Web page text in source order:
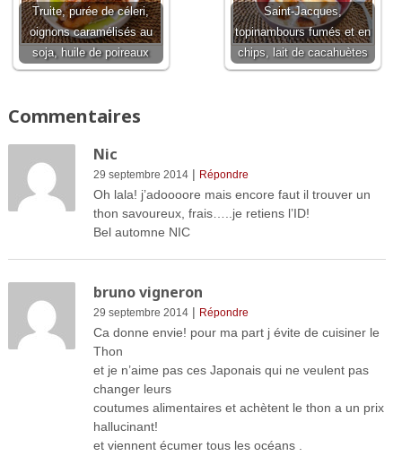
Truite, purée de céleri,
oignons caramélisés au
soja, huile de poireaux
Saint-Jacques,
topinambours fumés et en
chips, lait de cacahuètes
Commentaires
Nic
29 septembre 2014| Répondre
Oh lala! j’adoooore mais encore faut il trouver un
thon savoureux, frais…..je retiens l’ID!
Bel automne NIC
bruno vigneron
29 septembre 2014| Répondre
Ca donne envie! pour ma part j évite de cuisiner le
Thon
et je n’aime pas ces Japonais qui ne veulent pas
changer leurs
coutumes alimentaires et achètent le thon a un prix
hallucinant!
et viennent écumer tous les océans .